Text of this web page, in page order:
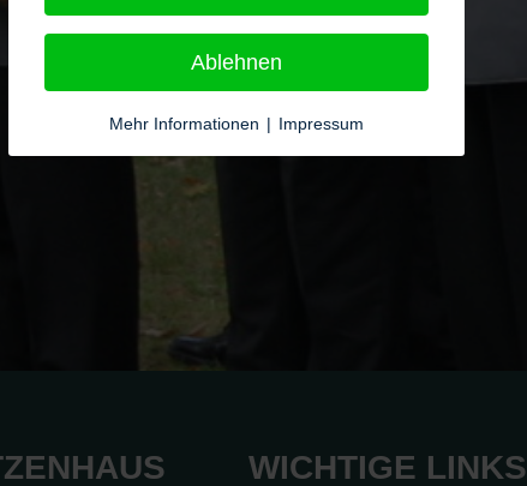
WICHTIGE LINKS
Ablehnen
Mehr Informationen | Impressum